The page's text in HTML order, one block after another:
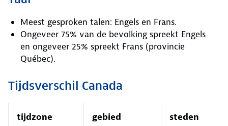
Meest gesproken talen: Engels en Frans.
Ongeveer 75% van de bevolking spreekt Engels
en ongeveer 25% spreekt Frans (provincie
Québec).
Tijdsverschil Canada
tijdzone gebied steden